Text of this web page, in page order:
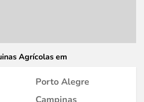
Agrícolas em
Porto Alegre
Campinas